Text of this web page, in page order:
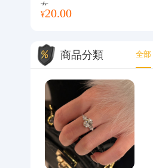
女
¥20.00
商品分類 全部